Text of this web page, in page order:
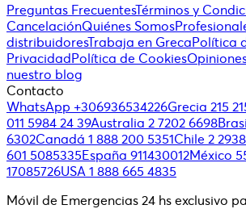
Preguntas FrecuentesTérminos y
CancelaciónQuiénes Somos
distribuidoresTrabaja en GrecaPolítica
PrivacidadPolítica de Cookies
nuestro blog
Contacto
WhatsApp +306936534226Grecia 215
011 5984 24 39Australia 2 7202 6698
6302Canadá 1 888 200 5351Chile 2
601 5085335España 911430012México
17085726USA 1 888 665 4835
Móvil de Emergencias 24 hs exclusivo